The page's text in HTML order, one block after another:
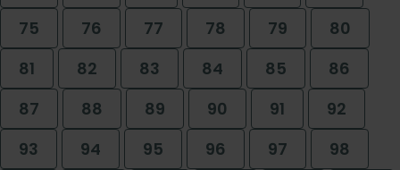
75
76 77 78 79
80
81
82 83 84 85
86
87
88 89 90 91
92
93
94 95 96 97
98